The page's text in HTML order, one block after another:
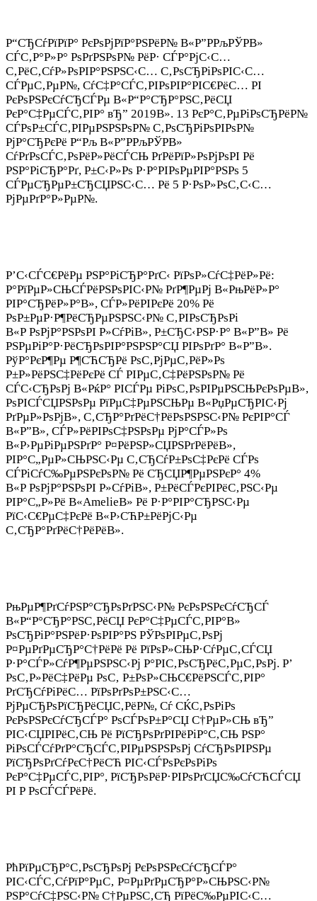
Р“СЂСѓРїРїР° РєРѕРјРїР°РЅРёР№ В«Р”РРљРЎРВ»
СЃС‚Р°Р»Р° РѕРґРЅРѕР№ РёР· СЃР°РјС‹С…
С‚РёС‚СѓР»РѕРІР°РЅРЅС‹С… С‚РѕСЂРіРѕРІС‹С…
СЃРµС‚РµР№, СѓС‡Р°СЃС‚РІРѕРІР°РІС€РёС… РІ
РєРѕРЅРєСѓСЂСЃРµ В«Р“Р°СЂР°РЅС‚РёСЏ
РєР°С‡РµСЃС‚РІР° вЂ” 2019В». 13 РєР°С‚РµРіРѕСЂРёР№
СЃРѕР±СЃС‚РІРµРЅРЅРѕР№ С‚РѕСЂРіРѕРІРѕР№
РјР°СЂРєРё Р“Рљ В«Р”РРљРЎРВ»
СѓРґРѕСЃС‚РѕРёР»РёСЃСЊ РґРёРїР»РѕРјРѕРІ Рё
РЅР°РіСЂР°Рґ, Р±С‹Р»Рѕ Р·Р°РІРѕРµРІР°РЅРѕ 5
СЃРµСЂРµР±СЂСЏРЅС‹С… Рё 5 Р·РѕР»РѕС‚С‹С…
РјРµРґР°Р»РµР№.
Р’С‹СЃС€РёРµ РЅР°РіСЂР°РґС‹ РїРѕР»СѓС‡РёР»Рё:
Р°РїРµР»СЊСЃРёРЅРѕРІС‹Р№ РґР¶РµРј В«РњРёР»Р°
РІР°СЂРёР»Р°В», СЃР»РёРІРєРё 20% Рё
РѕР±РµР·Р¶РёСЂРµРЅРЅС‹Р№ С‚РІРѕСЂРѕРі
В«Р РѕРјР°РЅРѕРІ Р»СѓРіВ», Р±СЂС‹РЅР·Р° В«Р”В» Рё
РЅРµРіР°Р·РёСЂРѕРІР°РЅРЅР°СЏ РІРѕРґР° В«Р”В».
РўР°РєР¶Рµ Р¶СЋСЂРё РѕС‚РјРµС‚РёР»Рѕ
Р±Р»РёРЅС‡РёРєРё СЃ РІРµС‚С‡РёРЅРѕР№ Рё
СЃС‹СЂРѕРј В«РќР° РІСЃРµ РіРѕС‚РѕРІРµРЅСЊРєРѕРµВ»,
РѕРІСЃСЏРЅРѕРµ РїРµС‡РµРЅСЊРµ В«РџРµСЂРІС‹Рј
РґРµР»РѕРјВ», С‚СЂР°РґРёС†РёРѕРЅРЅС‹Р№ РєРІР°СЃ
В«Р”В», СЃР»РёРІРѕС‡РЅРѕРµ РјР°СЃР»Рѕ
В«Р›РµРіРµРЅРґР° Р¤РёРЅР»СЏРЅРґРёРёВ»,
РІР°С„РµР»СЊРЅС‹Рµ С‚СЂСѓР±РѕС‡РєРё СЃРѕ
СЃРіСѓС‰РµРЅРєРѕР№ Рё СЂСЏР¶РµРЅРєР° 4%
В«Р РѕРјР°РЅРѕРІ Р»СѓРіВ», Р±РёСЃРєРІРёС‚РЅС‹Рµ
РІР°С„Р»Рё В«AmelieВ» Рё Р·Р°РІР°СЂРЅС‹Рµ
РїС‹С€РµС‡РєРё В«Р›СЋР±РёРјС‹Рµ
С‚СЂР°РґРёС†РёРёВ».
РњРµР¶РґСѓРЅР°СЂРѕРґРЅС‹Р№ РєРѕРЅРєСѓСЂСЃ
В«Р“Р°СЂР°РЅС‚РёСЏ РєР°С‡РµСЃС‚РІР°В»
РѕСЂРіР°РЅРёР·РѕРІР°РЅ РЎРѕРІРµС‚РѕРј
Р¤РµРґРµСЂР°С†РёРё Рё РїРѕР»СЊР·СѓРµС‚СЃСЏ
Р·Р°СЃР»СѓР¶РµРЅРЅС‹Рј Р°РІС‚РѕСЂРёС‚РµС‚РѕРј. Р’
РѕС‚Р»РёС‡РёРµ РѕС‚ Р±РѕР»СЊС€РёРЅСЃС‚РІР°
РґСЂСѓРіРёС… РїРѕРґРѕР±РЅС‹С…
РјРµСЂРѕРїСЂРёСЏС‚РёР№, Сѓ СЌС‚РѕРіРѕ
РєРѕРЅРєСѓСЂСЃР° РѕСЃРѕР±Р°СЏ С†РµР»СЊ вЂ”
РІС‹СЏРІРёС‚СЊ Рё РїСЂРѕРґРІРёРіР°С‚СЊ РЅР°
РіРѕСЃСѓРґР°СЂСЃС‚РІРµРЅРЅРѕРј СѓСЂРѕРІРЅРµ
РїСЂРѕРґСѓРєС†РёСЋ РІС‹СЃРѕРєРѕРіРѕ
РєР°С‡РµСЃС‚РІР°, РїСЂРѕРёР·РІРѕРґСЏС‰СѓСЋСЃСЏ
РІ Р РѕСЃСЃРёРё.
РћРїРµСЂР°С‚РѕСЂРѕРј РєРѕРЅРєСѓСЂСЃР°
РІС‹СЃС‚СѓРїР°РµС‚ Р¤РµРґРµСЂР°Р»СЊРЅС‹Р№
РЅР°СѓС‡РЅС‹Р№ С†РµРЅС‚СЂ РїРёС‰РµРІС‹С…